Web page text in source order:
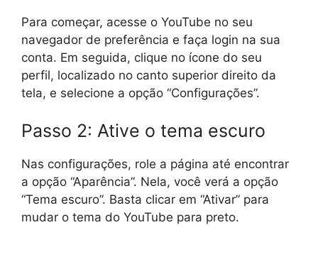
Para começar, acesse o YouTube no seu
navegador de preferência e faça login na sua
conta. Em seguida, clique no ícone do seu
perfil, localizado no canto superior direito da
tela, e selecione a opção “Configurações”.
Passo 2: Ative o tema escuro
Nas configurações, role a página até encontrar
a opção “Aparência”. Nela, você verá a opção
“Tema escuro”. Basta clicar em “Ativar” para
mudar o tema do YouTube para preto.